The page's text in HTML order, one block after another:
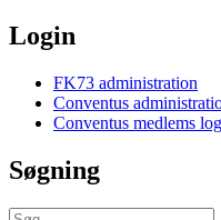
Login
FK73 administration
Conventus
Conventus medlems
Søgning
Søg